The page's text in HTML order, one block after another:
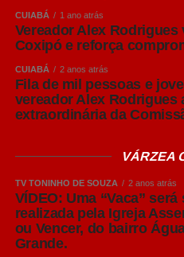
enfrentam limitações
adequações completas,
adotar medidas de manejo
significativamente os riscos
Entre elas está a produção
durante cada fase produtiva,
vazio sanitário entre os
desinfecção e quebra do
causadores de doenças.
CUIABÁ 1 ano atrás
Vereador Alex
Coxipó e reforça
CUIABÁ 2 anos atrás
Fila de mil pessoas e
vereador Alex Rodrigues
extraordinária da
VÁRZEA
TV TONINHO DE SOUZA 2 anos atrás
VÍDEO: Uma “Vaca”
realizada pela Igreja
ou Vencer, do bairro
Grande.